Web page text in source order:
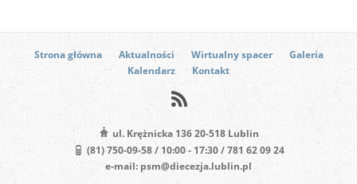
Strona główna Aktualności Wirtualny spacer
Galeria
Kalendarz
Kontakt
ul. Krężnicka 136 20-518 Lublin
(81) 750-09-58 / 10:00 - 17:30 / 781 62 09 24
e-mail: psm@diecezja.lublin.pl